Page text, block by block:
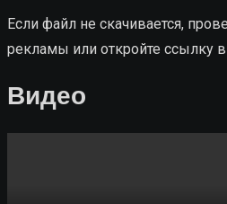
Если файл не скачивается,
рекламы или откройте ссылку
Видео